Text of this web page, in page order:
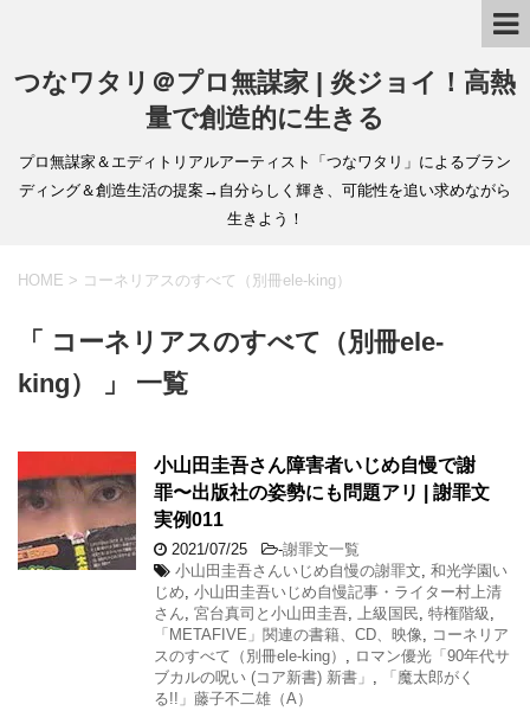
つなワタリ＠プロ無謀家 | 炎ジョイ！高熱
量で創造的に生きる
プロ無謀家＆エディトリアルアーティスト「つなワタリ」によるブラン
ディング＆創造生活の提案→自分らしく輝き、可能性を追い求めながら
生きよう！
HOME > コーネリアスのすべて（別冊ele-king）
「 コーネリアスのすべて（別冊ele-
king） 」 一覧
小山田圭吾さん障害者いじめ自慢で謝
罪〜出版社の姿勢にも問題アリ | 謝罪文
実例011
2021/07/25 -謝罪文一覧
小山田圭吾さんいじめ自慢の謝罪文 和光学園い
じめ 小山田圭吾いじめ自慢記事・ライター村上清
さん 宮台真司と小山田圭吾 上級国民 特権階級
「METAFIVE」関連の書籍、CD、映像
コーネリア
スのすべて（別冊ele-king）
ロマン優光「90年代サ
ブカルの呪い (コア新書) 新書」
「魔太郎がく
る!!」藤子不二雄（A）